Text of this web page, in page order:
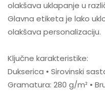
olakšava uklapanje u
Glavna etiketa je lako
olakšava personalizaciju.
Ključne karakteristike:
Dukserica • Sirovinski
Gramatura: 280 g/m² •